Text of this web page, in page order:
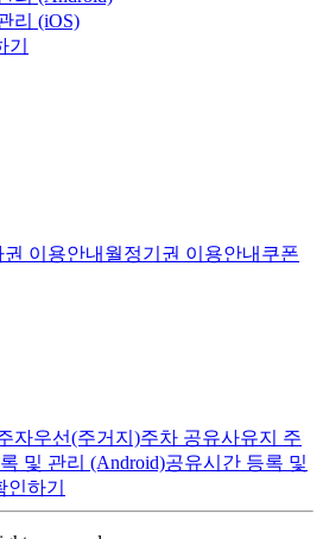
리 (iOS)
권 이용안내 월정기권 이용안내 쿠폰
자우선(주거지)주차 공유사유지 주
및 관리 (Android)공유시간 등록 및
하기